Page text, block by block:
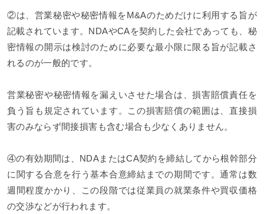
②は、営業秘密や秘密情報をM&Aのためだけに利用する旨が
記載されています。NDAやCAを契約した会社であっても、秘
密情報の開示は検討のために必要な最小限に限る旨が記載さ
れるのが一般的です。
営業秘密や秘密情報を漏えいさせた場合は、損害賠償責任を
負う旨も規定されています。この損害賠償の範囲は、直接損
害のみならず間接損害も含む場合も少なくありません。
④の有効期間は、NDAまたはCA契約を締結してから根幹部分
に関する合意を行う基本合意締結までの期間です。通常は数
週間程度かかり、この段階では従業員の就業条件や買収価格
の交渉などが行われます。